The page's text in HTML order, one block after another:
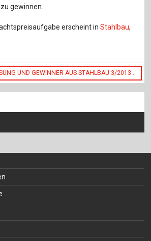
DE Sprache / Language: EN
gewinnen.
erscheint inStahlbau,
UND GEWINNER AUS STAHLBAU 3/2013...